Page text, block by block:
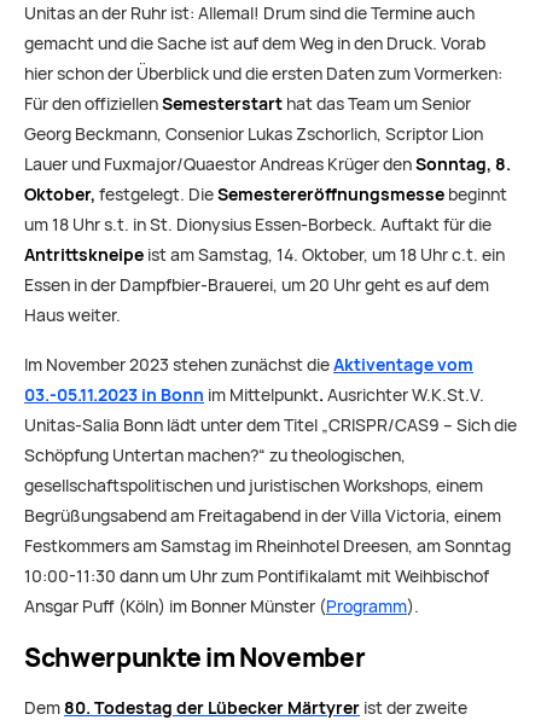
Unitas an der Ruhr ist: Allemal! Drum sind die Termine auch
gemacht und die Sache ist auf dem Weg in den Druck. Vorab
hier schon der Überblick und die ersten Daten zum Vormerken:
Für den offiziellenSemesterstart hat das Team um Senior
Georg Beckmann, Consenior Lukas Zschorlich, Scriptor Lion
Lauer und Fuxmajor/Quaestor Andreas Krüger denSonntag, 8.
Oktober, festgelegt. DieSemestereröffnungsmesse beginnt
um 18 Uhr s.t. in St. Dionysius Essen-Borbeck. Auftakt für die
Antrittskneipe ist am Samstag, 14. Oktober, um 18 Uhr c.t. ein
Essen in der Dampfbier-Brauerei, um 20 Uhr geht es auf dem
Haus weiter.
Im November 2023 stehen zunächst dieAktiventage vom
03.-05.11.2023 in Bonn im Mittelpunkt. Ausrichter W.K.St.V.
Unitas-Salia Bonn lädt unter dem Titel „CRISPR/CAS9 – Sich die
Schöpfung Untertan machen?“ zu theologischen,
gesellschaftspolitischen und juristischen Workshops, einem
Begrüßungsabend am Freitagabend in der Villa Victoria, einem
Festkommers am Samstag im Rheinhotel Dreesen, am Sonntag
10:00-11:30 dann um Uhr zum Pontifikalamt mit Weihbischof
Ansgar Puff (Köln) im Bonner Münster (Programm).
Schwerpunkte im November
Dem80. Todestag der Lübecker Märtyrer ist der zweite